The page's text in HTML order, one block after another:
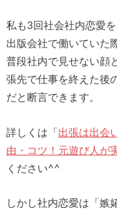
私も3回社会社内恋愛
出版会社で働いていた
普段社内で見せない顔
張先で仕事を終えた後
だと断言できます。
詳しくは「 出張は出会
由・コツ！元遊び人が
ください^^
しかし社内恋愛は「嫉